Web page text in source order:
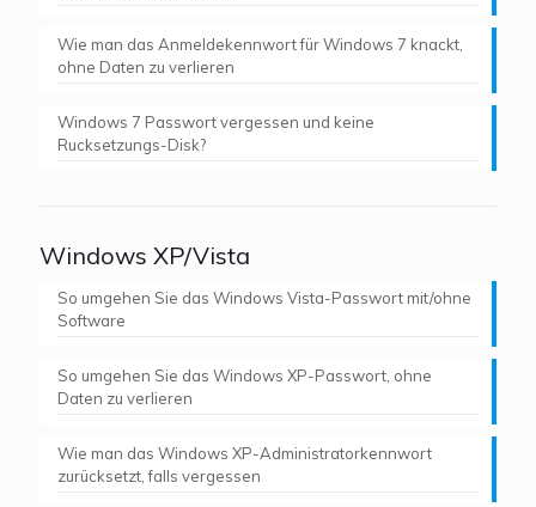
Wie man das Anmeldekennwort für Windows 7 knackt,
ohne Daten zu verlieren
Windows 7 Passwort vergessen und keine
Rucksetzungs-Disk?
Windows XP/Vista
So umgehen Sie das Windows Vista-Passwort mit/ohne
Software
So umgehen Sie das Windows XP-Passwort, ohne
Daten zu verlieren
Wie man das Windows XP-Administratorkennwort
zurücksetzt, falls vergessen